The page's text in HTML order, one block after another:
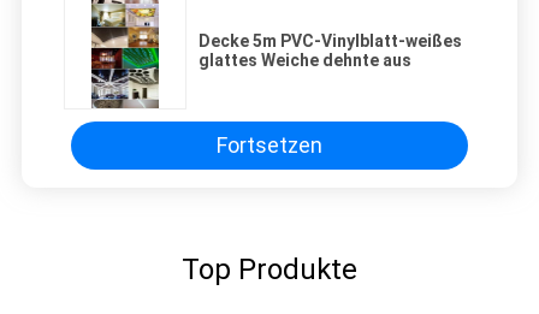
Decke 5m PVC-Vinylblatt-weißes
glattes Weiche dehnte aus
Fortsetzen
Top Produkte